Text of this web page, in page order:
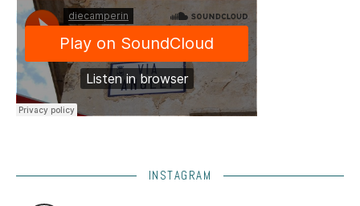
INSTAGRAM